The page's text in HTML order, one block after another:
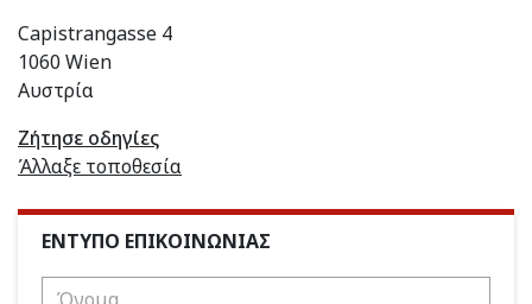
Capistrangasse 4
1060 Wien
Αυστρία
Ζήτησε οδηγίες
Άλλαξε τοποθεσία
ΕΝΤΥΠΟ ΕΠΙΚΟΙΝΩΝΙΑΣ